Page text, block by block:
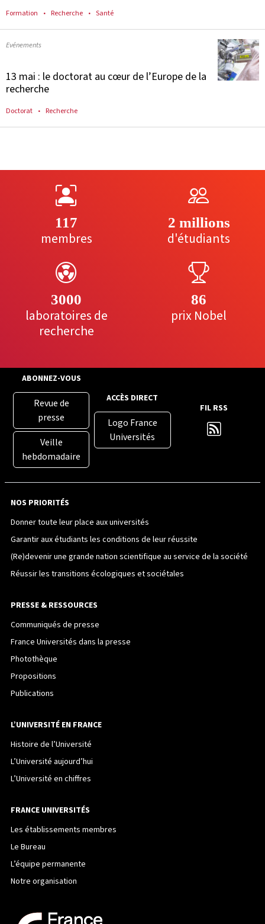
Formation Recherche Santé
Evénements
13 mai : le doctorat au cœur de l’Europe de la
recherche
Doctorat Recherche
117
membres
2 millions
d'étudiants
3000
laboratoires de
recherche
86
prix Nobel
ABONNEZ-VOUS
Revue de
presse
Veille
hebdomadaire
ACCÈS DIRECT
Logo France
Universités
FIL RSS
NOS PRIORITÉS
Donner toute leur place aux universités
Garantir aux étudiants les conditions de leur réussite
(Re)devenir une grande nation scientifique au service de la société
Réussir les transitions écologiques et sociétales
PRESSE & RESSOURCES
Communiqués de presse
France Universités dans la presse
Photothèque
Propositions
Publications
L’UNIVERSITÉ EN FRANCE
Histoire de l’Université
L’Université aujourd’hui
L’Université en chiffres
FRANCE UNIVERSITÉS
Les établissements membres
Le Bureau
L’équipe permanente
Notre organisation